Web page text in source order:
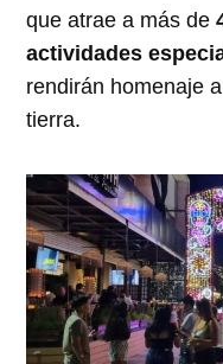
que atrae a más de
actividades
rendirán homenaje
tierra.